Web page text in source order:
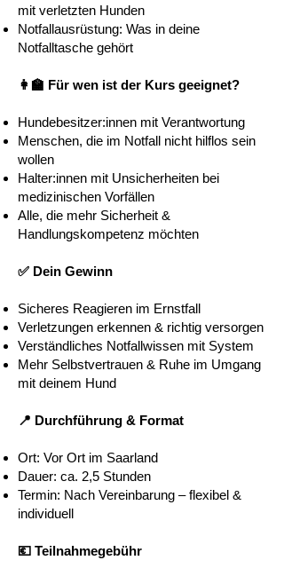
mit verletzten Hunden
Notfallausrüstung: Was in deine
Notfalltasche gehört
👩‍🏫 Für wen ist der Kurs geeignet?
Hundebesitzer:innen mit Verantwortung
Menschen, die im Notfall nicht hilflos sein
wollen
Halter:innen mit Unsicherheiten bei
medizinischen Vorfällen
Alle, die mehr Sicherheit &
Handlungskompetenz möchten
✅ Dein Gewinn
Sicheres Reagieren im Ernstfall
Verletzungen erkennen & richtig versorgen
Verständliches Notfallwissen mit System
Mehr Selbstvertrauen & Ruhe im Umgang
mit deinem Hund
📍 Durchführung & Format
Ort: Vor Ort im Saarland
Dauer: ca. 2,5 Stunden
Termin: Nach Vereinbarung – flexibel &
individuell
💶 Teilnahmegebühr